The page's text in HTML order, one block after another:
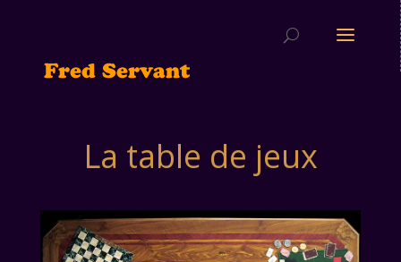
La table de jeux